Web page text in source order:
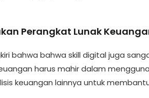
Perangkat Lunak
bahwa bahwa skill digital juga
harus mahir dalam
keuangan lainnya untuk